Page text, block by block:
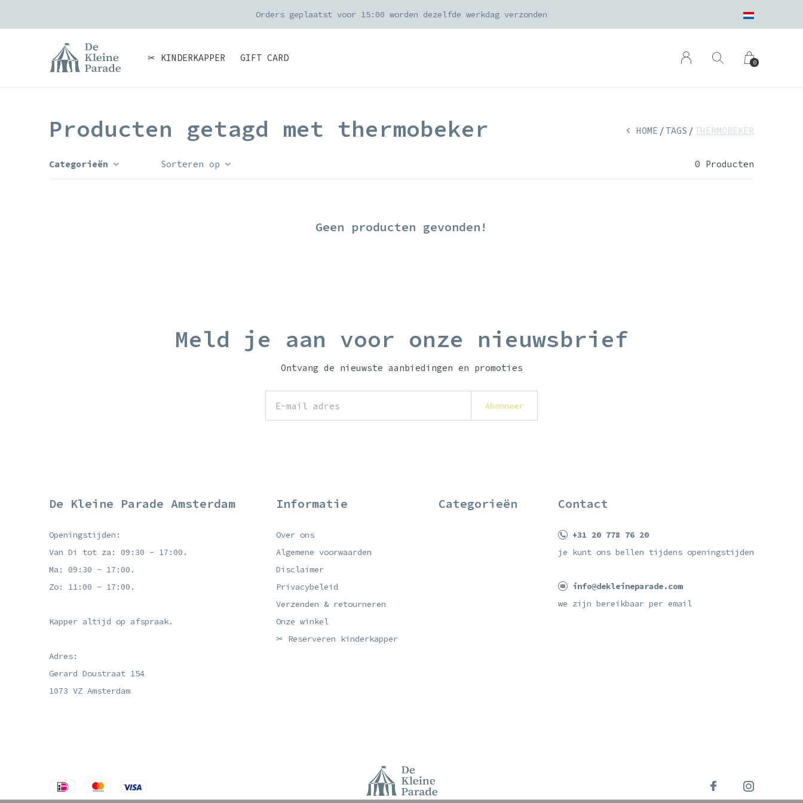
✂ KINDERKAPPER GIFT CARD 0
Orders geplaatst voor 15:00 worden dezelfde werkdag verzonden
Producten getagd met thermobeker HOME TAGS THERMOBEKER
Categorieën Sorteren op 0 Producten
Geen producten gevonden!
Meld je aan voor onze nieuwsbrief
Ontvang de nieuwste aanbiedingen en promoties
Abonneer
De Kleine Parade Amsterdam
Openingstijden:
Van Di tot za: 09:30 - 17:00.
Ma: 09:30 - 17:00.
Zo: 11:00 - 17:00.
Kapper altijd op afspraak.
Adres:
Gerard Doustraat 154
1073 VZ Amsterdam
Informatie
Over ons
Algemene voorwaarden
Disclaimer
Privacybeleid
Verzenden & retourneren
Onze winkel
✂ Reserveren kinderkapper
Categorieën Contact
+31 20 778 76 20
je kunt ons bellen tijdens openingstijden
info@dekleineparade.com
we zijn bereikbaar per email